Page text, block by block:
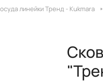
линейки Тренд - Kukmara